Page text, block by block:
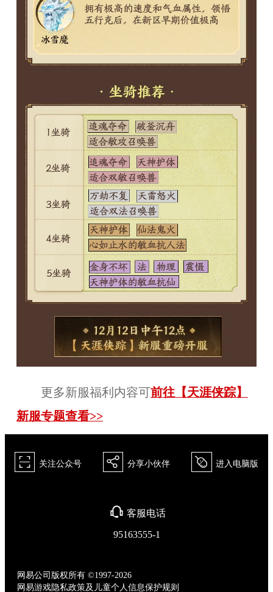
更多新服福利内容可 前往【天涯侠踪】
新服专题查看>>
򰀁 关注公众号 򰀂 分享小伙伴 򰀄 进入电脑版
򰀃 客服电话
95163555-1
网易公司版权所有 ©1997-2026
网易游戏隐私政策及儿童个人信息保护规则